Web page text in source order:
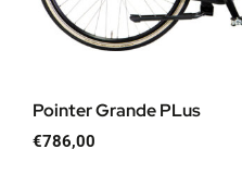
Pointer Grande PLus
€786,00